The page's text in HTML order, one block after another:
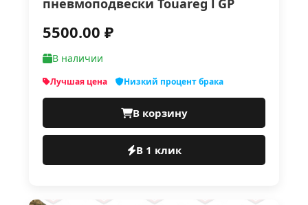
пневмоподвески Touareg l GP
5500.00 ₽
В наличии
Лучшая цена Низкий процент брака
В корзину
В 1 клик